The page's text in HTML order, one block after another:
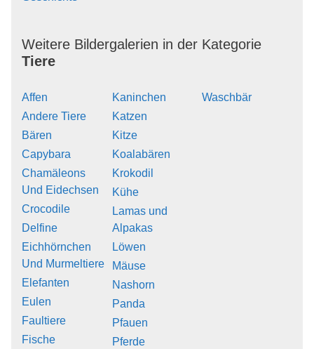
Weitere Bildergalerien in der Kategorie
Tiere
Affen
Andere Tiere
Bären
Capybara
Chamäleons
Und Eidechsen
Crocodile
Delfine
Eichhörnchen
Und Murmeltiere
Elefanten
Eulen
Faultiere
Fische
Kaninchen
Katzen
Kitze
Koalabären
Krokodil
Kühe
Lamas und
Alpakas
Löwen
Mäuse
Nashorn
Panda
Pfauen
Pferde
Waschbär